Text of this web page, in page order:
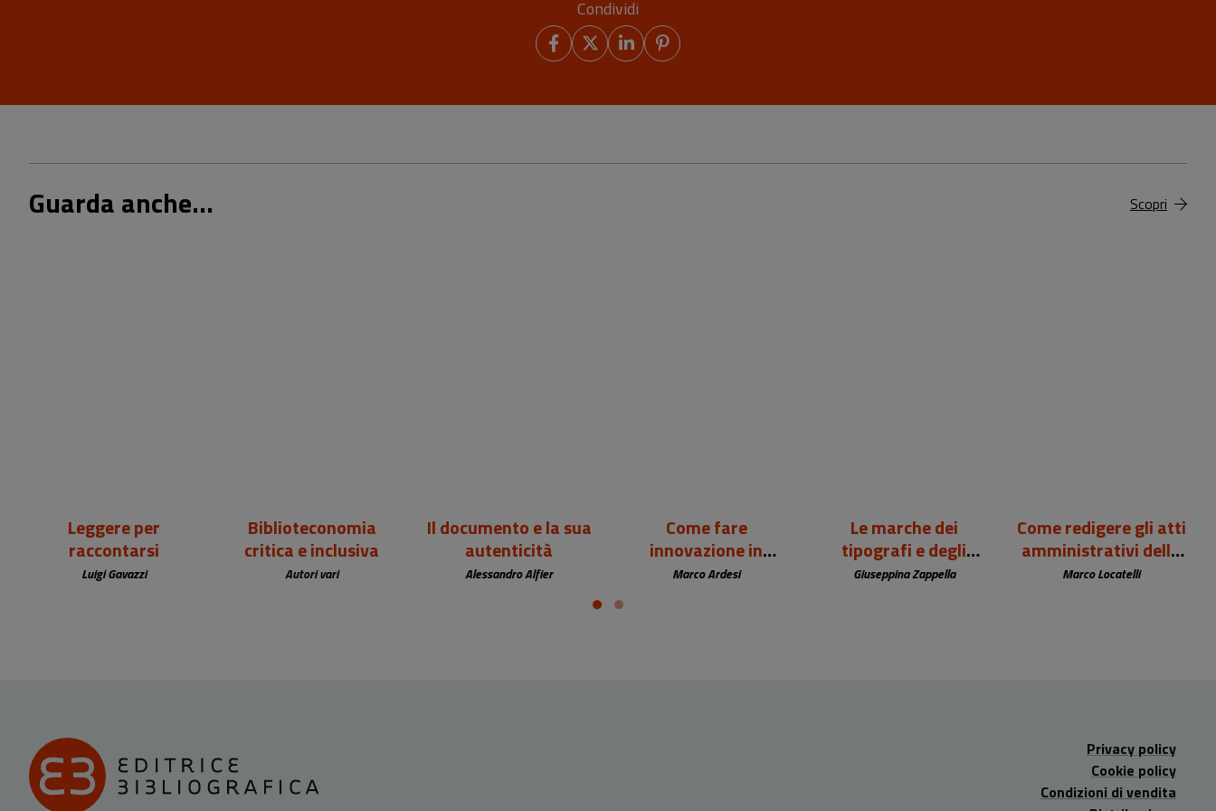
Condividi
Guarda anche... Scopri
Leggere per
raccontarsi
Luigi Gavazzi
Biblioteconomia
critica e inclusiva
Autori vari
Il documento e la sua
autenticità
Alessandro Alfier
Come fare
innovazione in
biblioteca
Marco Ardesi
Le marche dei
tipografi e degli
editori europei (sec.
Giuseppina Zappella
Come redigere gli atti
amministrativi della
biblioteca
Marco Locatelli
Privacy policy
Cookie policy
Condizioni di vendita